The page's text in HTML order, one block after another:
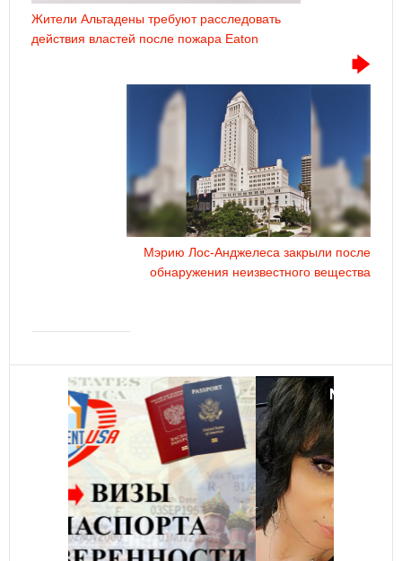
Жители Альтадены требуют расследовать
действия властей после пожара Eaton
Мэрию Лос-Анджелеса закрыли после
обнаружения неизвестного вещества